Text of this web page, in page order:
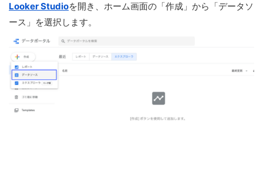
Looker Studioを開き、ホーム画面の「作成」から「データソ
ース」を選択します。